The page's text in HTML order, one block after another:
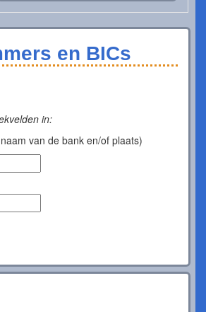
en BICs
in:
van de bank en/of plaats)